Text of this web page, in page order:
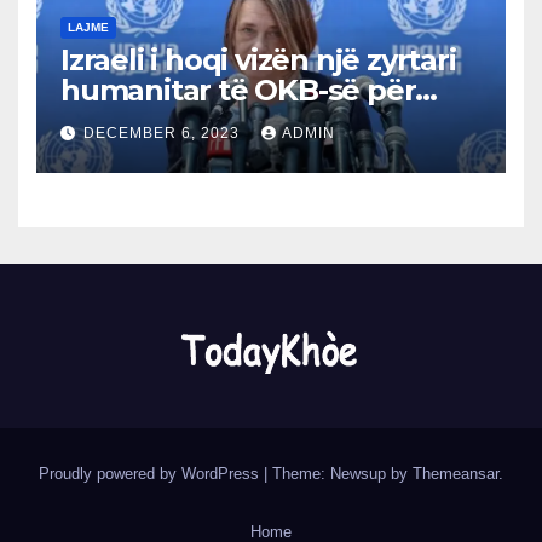
LAJME
Izraeli i hoqi vizën një zyrtari
humanitar të OKB-së për
dështimin për të dënuar
Hamasin.
DECEMBER 6, 2023 ADMIN
Proudly powered by WordPress | Theme: Newsup by Themeansar.
Home